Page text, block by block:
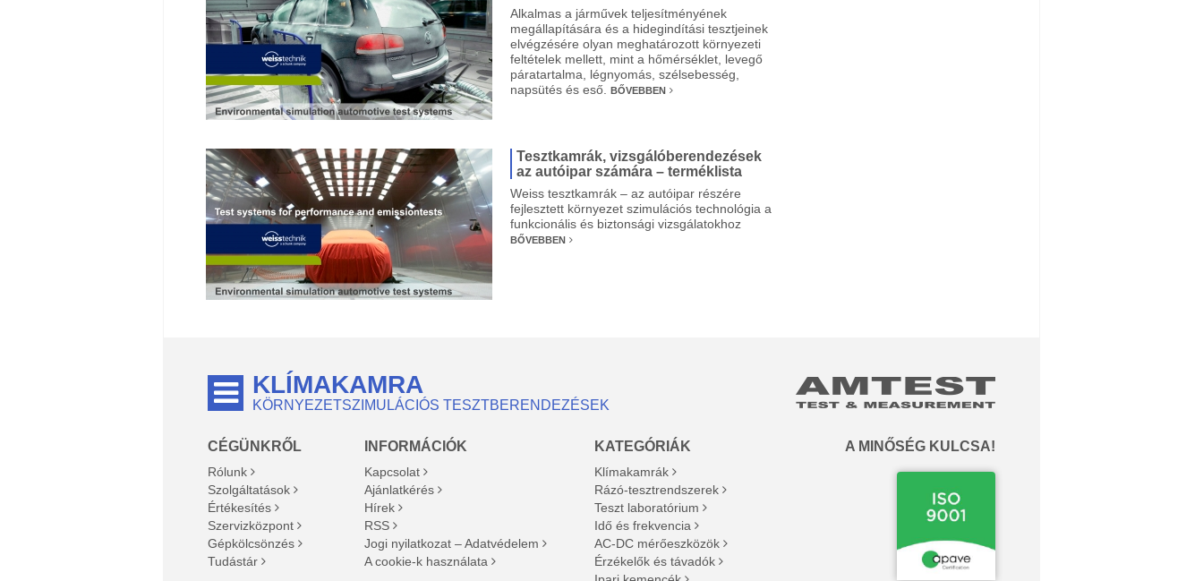
Alkalmas a járművek teljesítményének
megállapítására és a hidegindítási tesztjeinek
elvégzésére olyan meghatározott környezeti
feltételek mellett, mint a hőmérséklet, levegő
páratartalma, légnyomás, szélsebesség,
napsütés és eső.
BŐVEBBEN
Tesztkamrák, vizsgálóberendezések
az autóipar számára – terméklista
Weiss tesztkamrák – az autóipar részére
fejlesztett környezet szimulációs technológia a
funkcionális és biztonsági vizsgálatokhoz
BŐVEBBEN
KLÍMAKAMRA
KÖRNYEZETSZIMULÁCIÓS TESZTBERENDEZÉSEK
CÉGÜNKRŐL
Rólunk
Szolgáltatások
Értékesítés
Szervizközpont
Gépkölcsönzés
Tudástár
INFORMÁCIÓK
Kapcsolat
Ajánlatkérés
Hírek
RSS
Jogi nyilatkozat – Adatvédelem
A cookie-k használata
KATEGÓRIÁK
Klímakamrák
Rázó-tesztrendszerek
Teszt laboratórium
Idő és frekvencia
AC-DC mérőeszközök
Érzékelők és távadók
A MINŐSÉG KULCSA!